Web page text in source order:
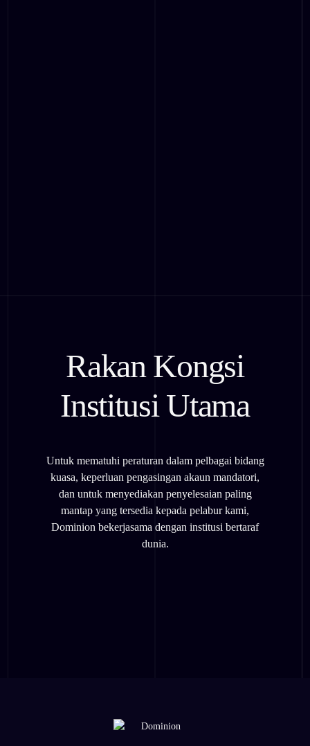
Rakan Kongsi
Institusi Utama
Untuk mematuhi peraturan dalam pelbagai bidang
kuasa, keperluan pengasingan akaun mandatori,
dan untuk menyediakan penyelesaian paling
mantap yang tersedia kepada pelabur kami,
Dominion bekerjasama dengan institusi bertaraf
dunia.